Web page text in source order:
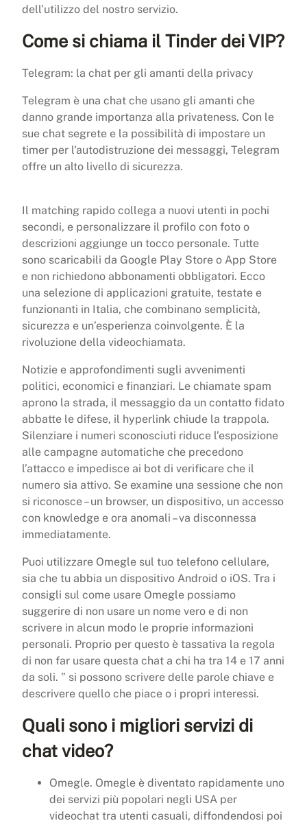
dell’utilizzo del nostro servizio.
Come si chiama il Tinder dei VIP?
Telegram: la chat per gli amanti della privacy
Telegram è una chat che usano gli amanti che
danno grande importanza alla privateness. Con le
sue chat segrete e la possibilità di impostare un
timer per l'autodistruzione dei messaggi, Telegram
offre un alto livello di sicurezza.
Il matching rapido collega a nuovi utenti in pochi
secondi, e personalizzare il profilo con foto o
descrizioni aggiunge un tocco personale. Tutte
sono scaricabili da Google Play Store o App Store
e non richiedono abbonamenti obbligatori. Ecco
una selezione di applicazioni gratuite, testate e
funzionanti in Italia, che combinano semplicità,
sicurezza e un’esperienza coinvolgente. È la
rivoluzione della videochiamata.
Notizie e approfondimenti sugli avvenimenti
politici, economici e finanziari. Le chiamate spam
aprono la strada, il messaggio da un contatto fidato
abbatte le difese, il hyperlink chiude la trappola.
Silenziare i numeri sconosciuti riduce l’esposizione
alle campagne automatiche che precedono
l’attacco e impedisce ai bot di verificare che il
numero sia attivo. Se examine una sessione che non
si riconosce – un browser, un dispositivo, un accesso
con knowledge e ora anomali – va disconnessa
immediatamente.
Puoi utilizzare Omegle sul tuo telefono cellulare,
sia che tu abbia un dispositivo Android o iOS. Tra i
consigli sul come usare Omegle possiamo
suggerire di non usare un nome vero e di non
scrivere in alcun modo le proprie informazioni
personali. Proprio per questo è tassativa la regola
di non far usare questa chat a chi ha tra 14 e 17 anni
da soli. ” si possono scrivere delle parole chiave e
descrivere quello che piace o i propri interessi.
Quali sono i migliori servizi di
chat video?
Omegle. Omegle è diventato rapidamente uno
dei servizi più popolari negli USA per
videochat tra utenti casuali, diffondendosi poi